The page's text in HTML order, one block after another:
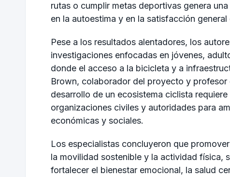
rutas o cumplir metas deportivas genera
en la autoestima y en la satisfacción general
Pese a los resultados alentadores, los
investigaciones enfocadas en jóvenes,
donde el acceso a la bicicleta y a
Brown, colaborador del proyecto y profesor
desarrollo de un ecosistema ciclista
organizaciones civiles y autoridades para
económicas y sociales.
Los especialistas concluyeron que
la movilidad sostenible y la actividad física,
fortalecer el bienestar emocional, la salud